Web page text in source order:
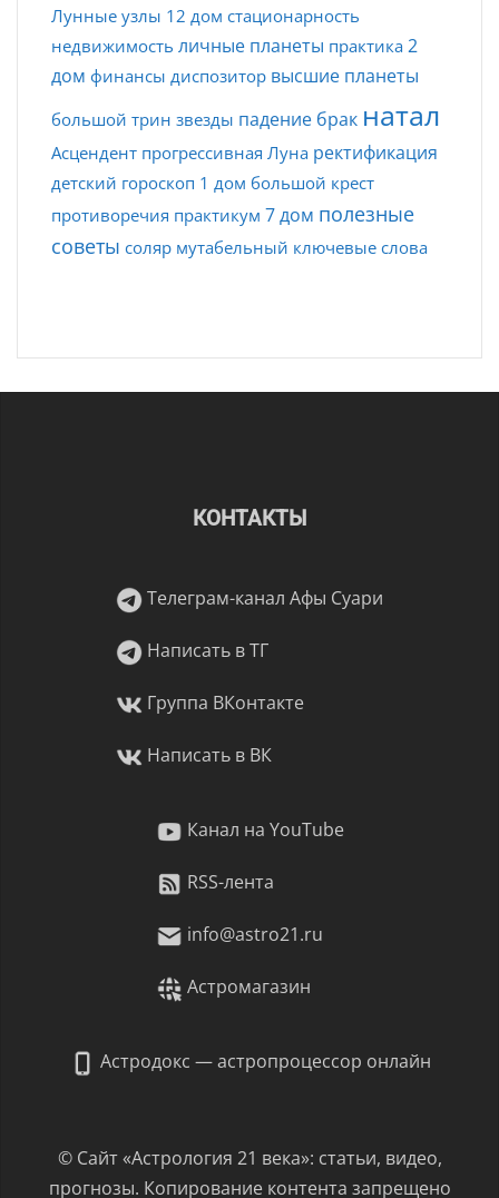
Лунные узлы 12 дом стационарность
недвижимость личные планеты практика 2
дом финансы диспозитор высшие планеты
большой трин звезды падение брак натал
Асцендент прогрессивная Луна ректификация
детский гороскоп 1 дом большой крест
противоречия практикум 7 дом полезные
советы соляр мутабельный ключевые слова
КОНТАКТЫ
Телеграм-канал Афы Суари
Написать в ТГ
Группа ВКонтакте
Написать в ВК
Канал на YouTube
RSS-лента
info@astro21.ru
Астромагазин
Астродокс — астропроцессор онлайн
© Сайт «Астрология 21 века»: статьи, видео,
прогнозы. Копирование контента запрещено